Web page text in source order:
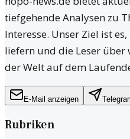
tiefgehende Analysen zu
Interesse. Unser Ziel ist
liefern und die Leser
der Welt auf dem
E-Mail anzeigen
Rubriken